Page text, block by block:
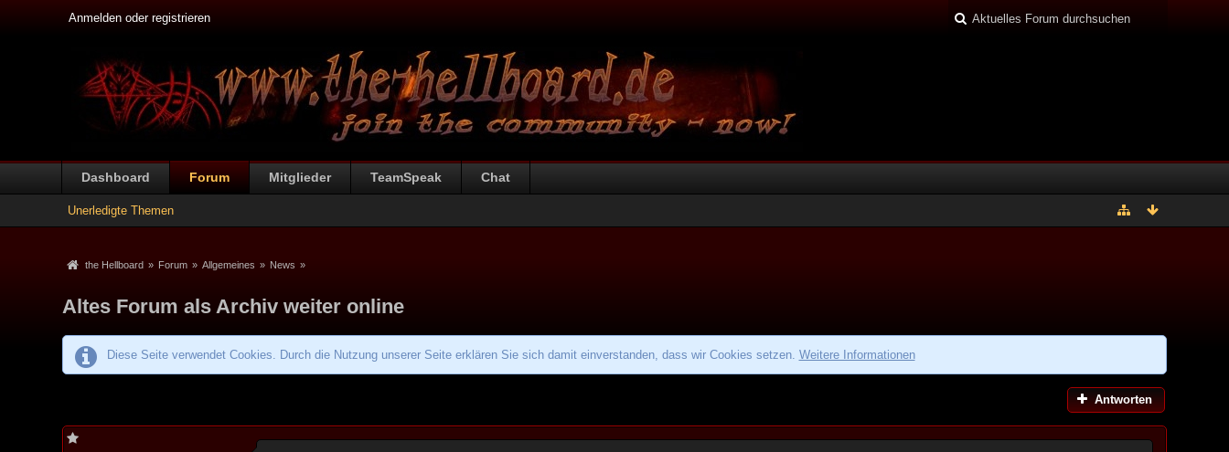
Anmelden oder registrieren
Dashboard Forum Mitglieder TeamSpeak Chat
Unerledigte Themen
the Hellboard » Forum » Allgemeines » News »
Altes Forum als Archiv weiter online
Diese Seite verwendet Cookies. Durch die Nutzung unserer Seite erklären Sie sich damit einverstanden, dass wir Cookies setzen. Weitere Informationen
Antworten